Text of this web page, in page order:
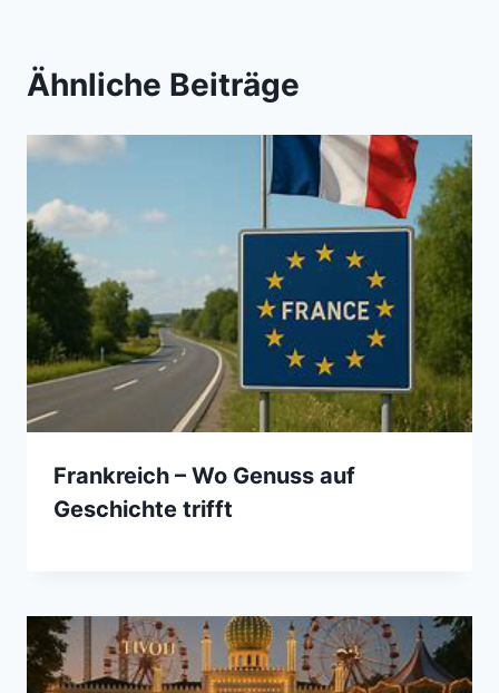
Ähnliche Beiträge
Frankreich – Wo Genuss auf
Geschichte trifft